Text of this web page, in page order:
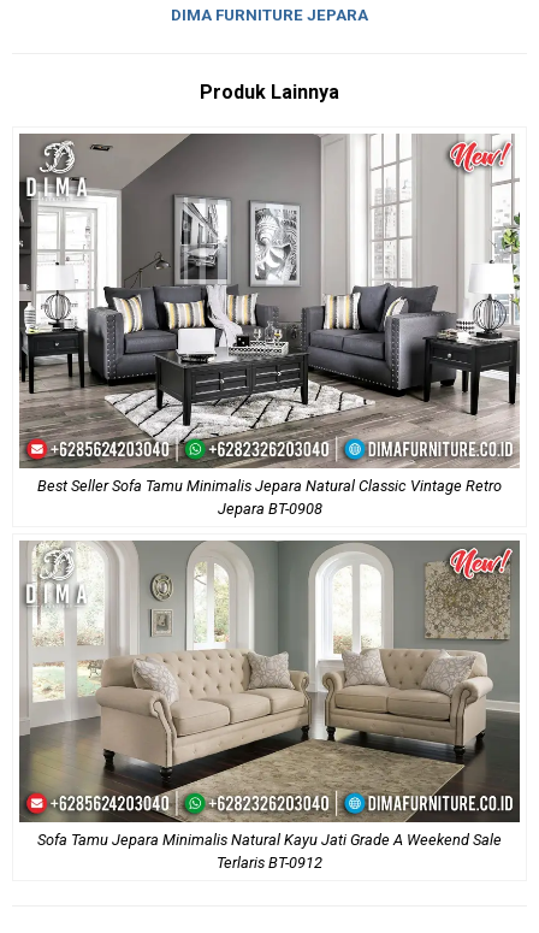
DIMA FURNITURE JEPARA
Produk Lainnya
Best Seller Sofa Tamu Minimalis Jepara Natural Classic Vintage Retro
Jepara BT-0908
Sofa Tamu Jepara Minimalis Natural Kayu Jati Grade A Weekend Sale
Terlaris BT-0912